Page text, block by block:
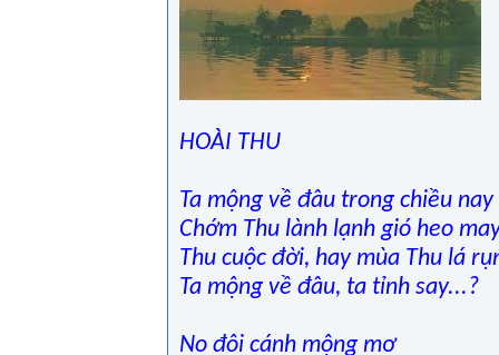
HOÀI THU
Ta mộng về đâu trong chiều nay
Chớm Thu lành lạnh gió heo
Thu cuộc đời, hay mùa Thu lá
Ta mộng về đâu, ta tỉnh say...?
No đôi cánh mộng mơ